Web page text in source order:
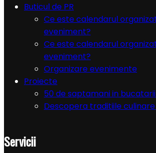
Buticul de PR
Ce este calendarul
eveniment?
Ce este calendarul
eveniment?
Organizare evenimente
Proiecte
50 de saptamani in
Descopera traditiile
Servicii